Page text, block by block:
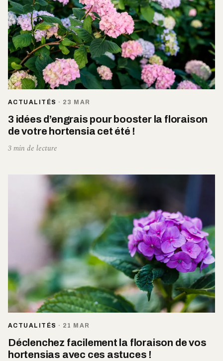
ACTUALITÉS · 23 MAR
3 idées d’engrais pour booster la floraison
de votre hortensia cet été !
3 min de lecture
ACTUALITÉS · 21 MAR
Déclenchez facilement la floraison de vos
hortensias avec ces astuces !